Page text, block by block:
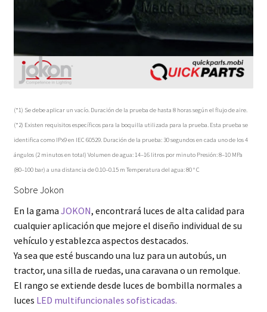
(*1) Se debe aplicar un vacío. Duración de la prueba de hasta 8 horas según el flujo de aire.
(*2) Existen requisitos específicos para la boquilla utilizada para la prueba. Esta prueba se
identifica como IPx9 en IEC 60529. Duración de la prueba: 30 segundos en cada uno de los 4
ángulos (2 minutos en total) Volumen de agua: 14–16 litros por minuto Presión: 8–10 MPa
(80–100 bar) a una distancia de 0.10–0.15 m Temperatura del agua: 80 ° C
Sobre Jokon
En la gama JOKON, encontrará luces de alta calidad para
cualquier aplicación que mejore el diseño individual de su
vehículo y establezca aspectos destacados.
Ya sea que esté buscando una luz para un autobús, un
tractor, una silla de ruedas, una caravana o un remolque.
El rango se extiende desde luces de bombilla normales a
luces LED multifuncionales sofisticadas.